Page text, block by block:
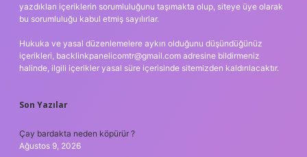
yazdıkları içeriklerin sorumluluğunu taşımakta olup, siteye üye olarak
bu sorumluluğu kabul etmiş sayılırlar.
Hukuka ve yasal düzenlemelere aykırı olduğunu düşündüğünüz
içerikleri, backlinkpanelicomtr@gmail.com adresine bildirmeniz
halinde, ilgili içerikler yasal süre içerisinde sitemizden kaldırılacaktır.
Son Yazılar
Çay bardakta neden köpürür ?
Ağustos 9, 2026